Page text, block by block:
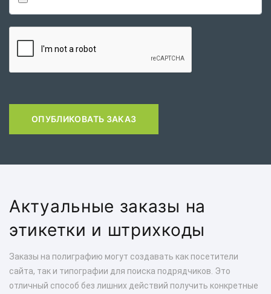
ОПУБЛИКОВАТЬ ЗАКАЗ
Актуальные заказы на
этикетки и штрихкоды
Заказы на полиграфию могут создавать как посетители
сайта, так и типографии для поиска подрядчиков. Это
отличный способ без лишних действий получить конкретные